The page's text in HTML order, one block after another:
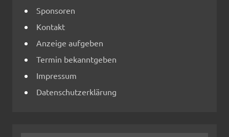
Sponsoren
Kontakt
Anzeige aufgeben
Termin bekanntgeben
Impressum
Datenschutzerklärung